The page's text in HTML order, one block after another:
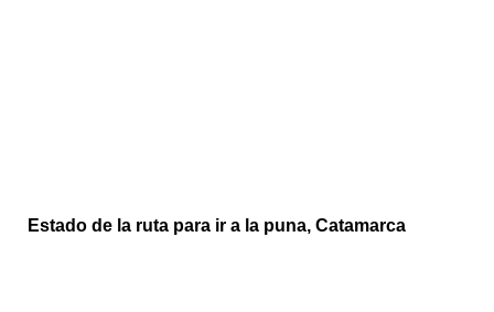
Estado de la ruta para ir a la puna, Catamarca